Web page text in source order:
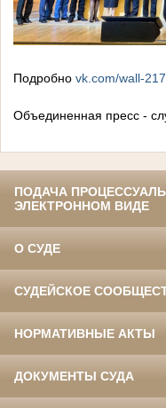
Подробно vk.com/wall-
Объединенная пресс -
ПОДАЧА
ЭЛЕКТРОННОМ ВИДЕ
О СУДЕ
СУДЕЙСКОЕ
НОРМАТИВНЫЕ АКТЫ
ДОКУМЕНТЫ СУДА